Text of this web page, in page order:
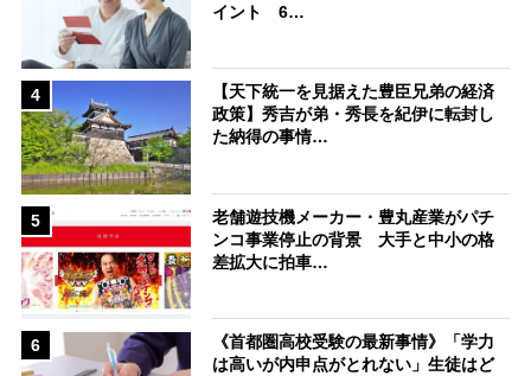
イント 6…
4
【天下統一を見据えた豊臣兄弟の経済
政策】秀吉が弟・秀長を紀伊に転封し
た納得の事情…
5
老舗遊技機メーカー・豊丸産業がパチ
ンコ事業停止の背景 大手と中小の格
差拡大に拍車…
6
《首都圏高校受験の最新事情》「学力
は高いが内申点がとれない」生徒はど